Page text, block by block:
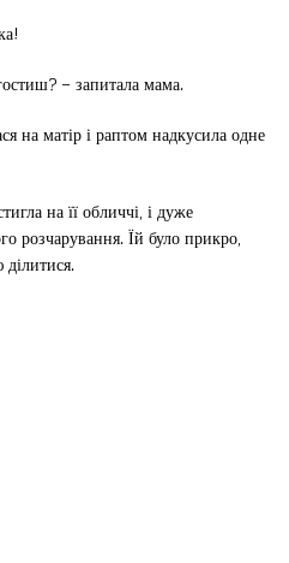
– запитала мама.
на матір і раптом надкусила одне
на її обличчі, і дуже
розчарування. Їй було прикро,